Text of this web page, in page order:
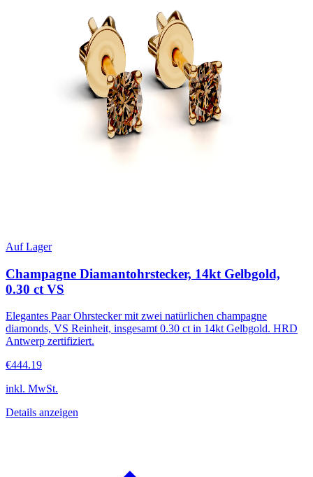
Auf Lager
Champagne Diamantohrstecker, 14kt Gelbgold,
0.30 ct VS
Elegantes Paar Ohrstecker mit zwei natürlichen champagne
diamonds, VS Reinheit, insgesamt 0.30 ct in 14kt Gelbgold. HRD
Antwerp zertifiziert.
€444.19
inkl. MwSt.
Details anzeigen